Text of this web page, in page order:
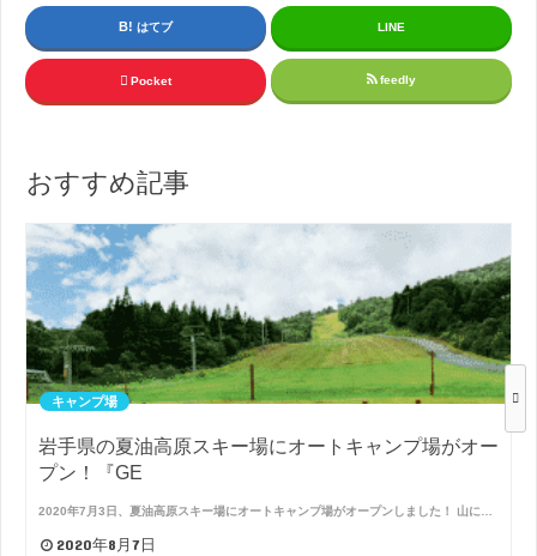
はてブ LINE
Pocket feedly
おすすめ記事
キャンプ場
岩手県の夏油高原スキー場にオートキャンプ場がオー
プン！『GE
2020年7月3日、夏油高原スキー場にオートキャンプ場がオープンしました！ 山に…
2020年8月7日